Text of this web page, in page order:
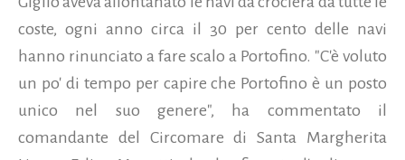
coste, ogni anno circa il 30 per cento delle navi
hanno rinunciato a fare scalo a Portofino. "C'è voluto
un po' di tempo per capire che Portofino è un posto
unico nel suo genere", ha commentato il
comandante del Circomare di Santa Margherita